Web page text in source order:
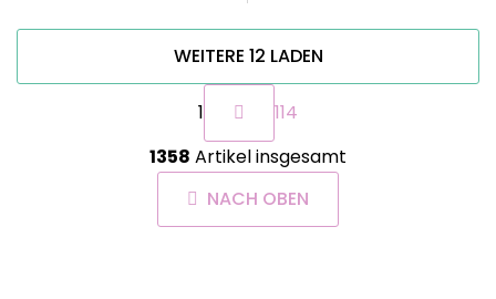
S
t
e
u
e
WEITERE 12 LADEN
P
g
i
n
i
e
1
114
1358 Artikel insgesamt
NACH OBEN